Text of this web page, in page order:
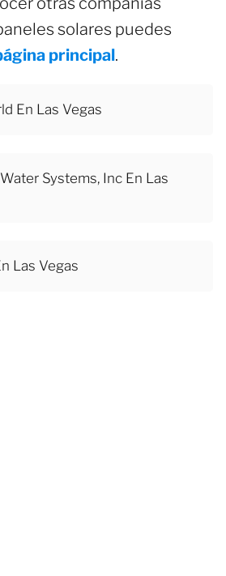
solares puedes
principal.
En Las Vegas
Systems, Inc En Las
Las Vegas